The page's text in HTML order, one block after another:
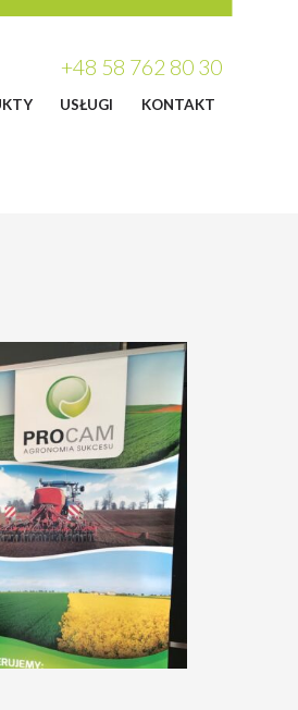
+48 58 762 80 30
USŁUGI KONTAKT